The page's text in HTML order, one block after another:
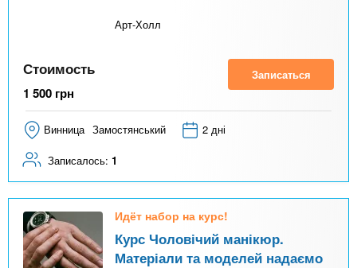
Арт-Холл
Стоимость
1 500 грн
Записаться
Винница Замостянський 2 дні
Записалось: 1
Идёт набор на курс!
Курс Чоловічий манікюр.
Матеріали та моделей надаємо